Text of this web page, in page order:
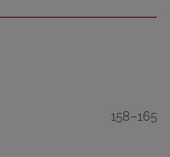
158–165